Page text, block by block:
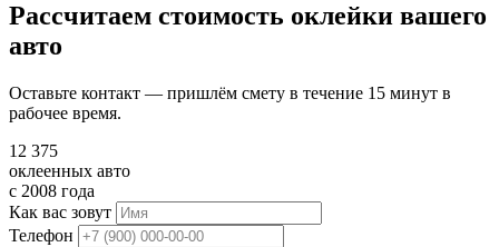
Рассчитаем стоимость оклейки вашего
авто
Оставьте контакт — пришлём смету в течение 15 минут в
рабочее время.
12 375
оклеенных авто
с 2008 года
Как вас зовут
Телефон